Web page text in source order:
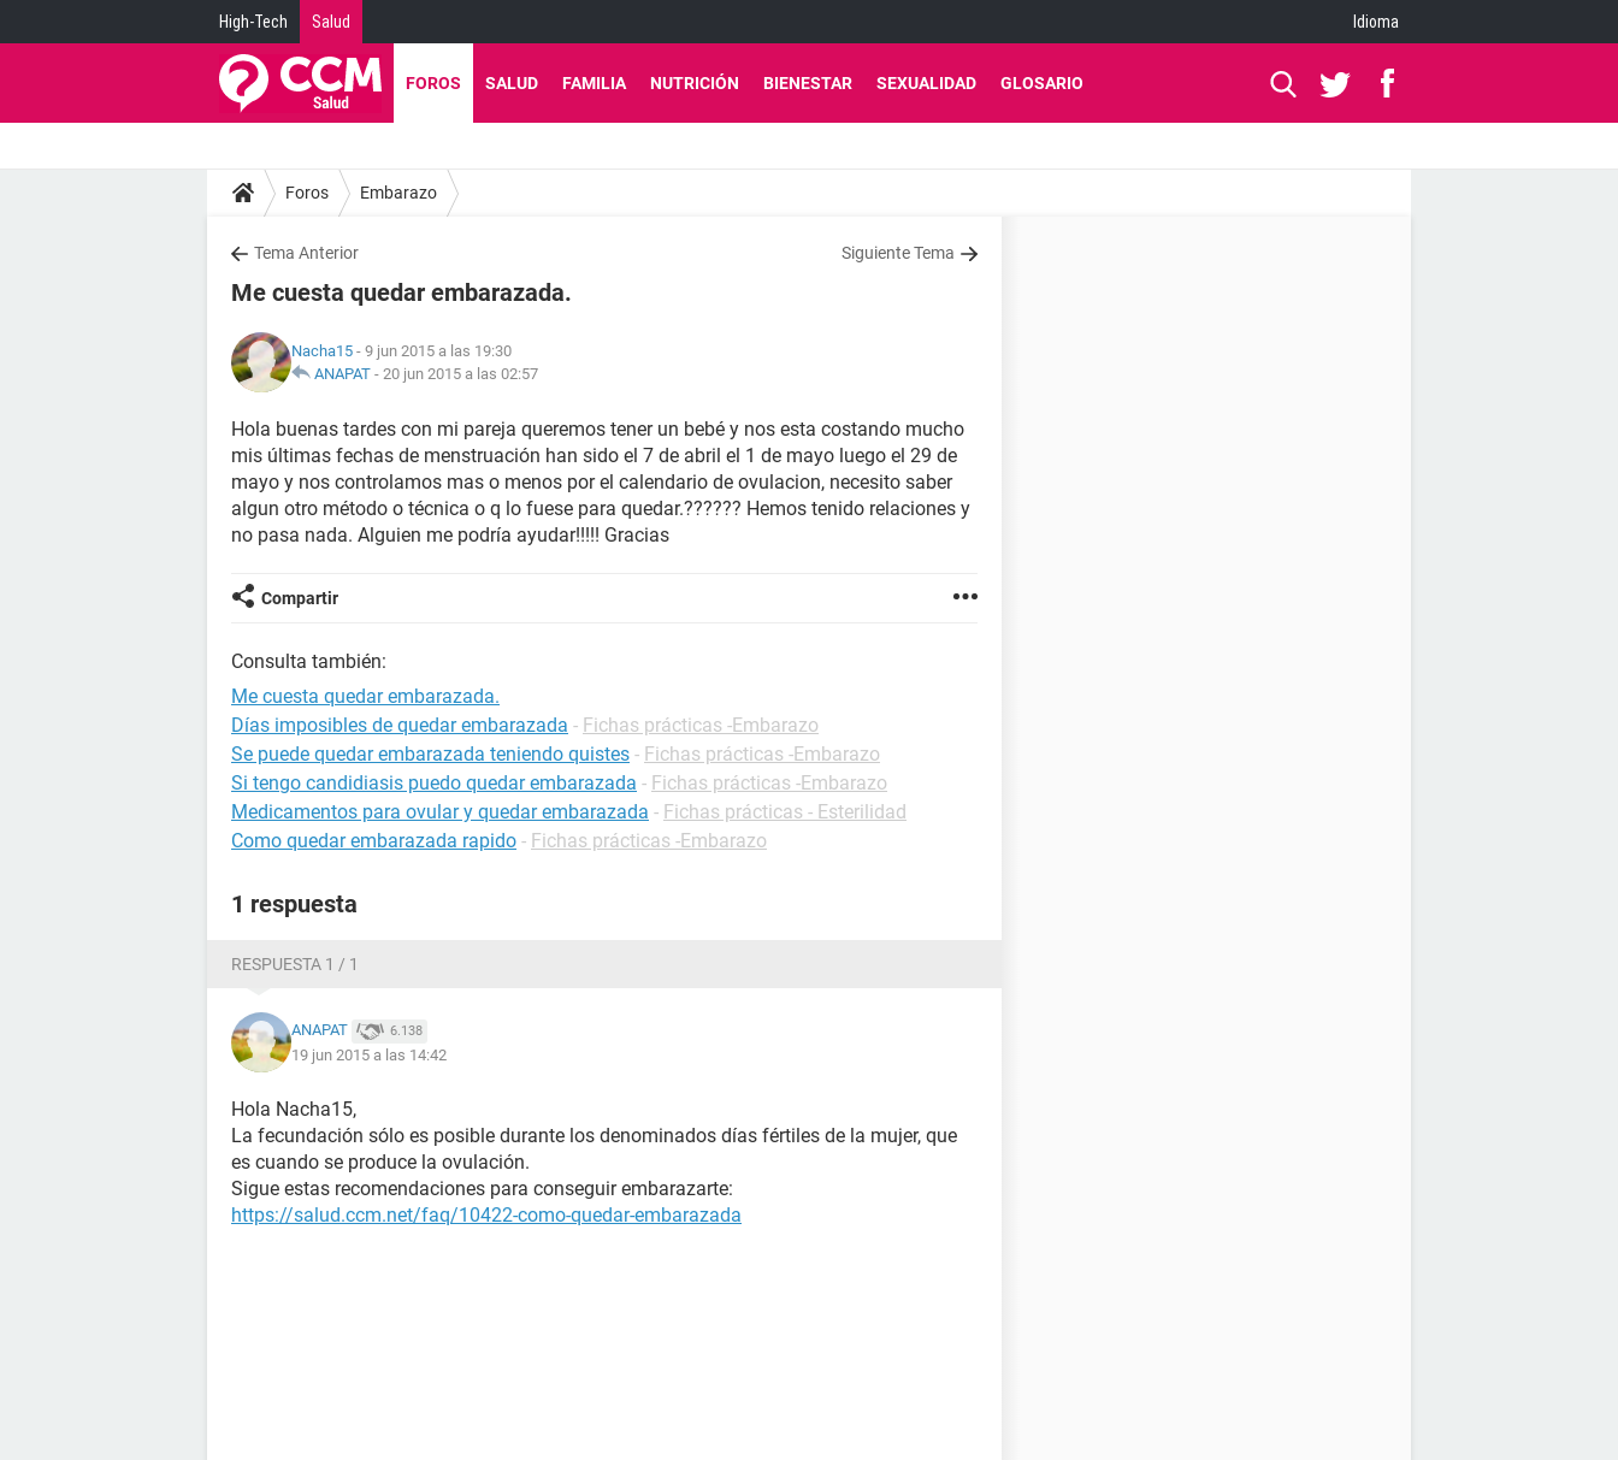
High-Tech Salud Idioma
FOROS SALUD FAMILIA NUTRICIÓN BIENESTAR SEXUALIDAD GLOSARIO
Foros Embarazo
Tema Anterior Siguiente Tema
Me cuesta quedar embarazada.
Nacha15 - 9 jun 2015 a las 19:30
ANAPAT - 20 jun 2015 a las 02:57
Hola buenas tardes con mi pareja queremos tener un bebé y nos esta costando mucho
mis últimas fechas de menstruación han sido el 7 de abril el 1 de mayo luego el 29 de
mayo y nos controlamos mas o menos por el calendario de ovulacion, necesito saber
algun otro método o técnica o q lo fuese para quedar.?????? Hemos tenido relaciones y
no pasa nada. Alguien me podría ayudar!!!!! Gracias
Compartir
Consulta también:
Me cuesta quedar embarazada.
Días imposibles de quedar embarazada - Fichas prácticas -Embarazo
Se puede quedar embarazada teniendo quistes - Fichas prácticas -Embarazo
Si tengo candidiasis puedo quedar embarazada - Fichas prácticas -Embarazo
Medicamentos para ovular y quedar embarazada - Fichas prácticas - Esterilidad
Como quedar embarazada rapido - Fichas prácticas -Embarazo
1 respuesta
RESPUESTA 1 / 1
ANAPAT 6.138
19 jun 2015 a las 14:42
Hola Nacha15,
La fecundación sólo es posible durante los denominados días fértiles de la mujer, que
es cuando se produce la ovulación.
Sigue estas recomendaciones para conseguir embarazarte:
https://salud.ccm.net/faq/10422-como-quedar-embarazada